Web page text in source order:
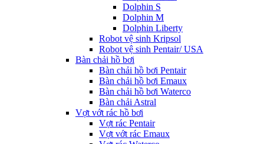
Dolphin S
Dolphin M
Dolphin Liberty
Robot vệ sinh Kripsol
Robot vệ sinh Pentair/ USA
Bàn chải hồ bơi
Bàn chải hồ bơi Pentair
Bàn chải hồ bơi Emaux
Bàn chải hồ bơi Waterco
Bàn chải Astral
Vợt vớt rác hồ bơi
Vợt rác Pentair
Vợt vớt rác Emaux